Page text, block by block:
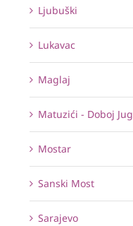
Ljubuški
Lukavac
Maglaj
Matuzići - Doboj Jug
Mostar
Sanski Most
Sarajevo